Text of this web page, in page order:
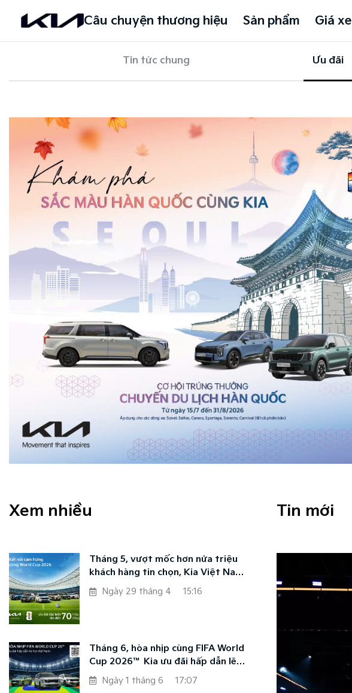
Câu chuyện thương hiệu Sản phẩm Giá xe
Tin tức chung Ưu đãi
Ngày 11 tháng 7
Xem nhiều
Tháng 5, vượt mốc hơn nửa triệu
khách hàng tin chọn, Kia Việt Nam
ưu đãi đặc biệt đồng hành cùng
World Cup 2026
Ngày 29 tháng 4 15:16
Tháng 6, hòa nhịp cùng FIFA World
Cup 2026™ Kia ưu đãi hấp dẫn lên
đến 70 triệu đồng
Ngày 1 tháng 6 17:07
Tin mới